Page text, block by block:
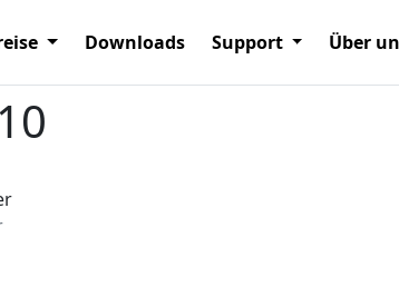
Downloads Support Über